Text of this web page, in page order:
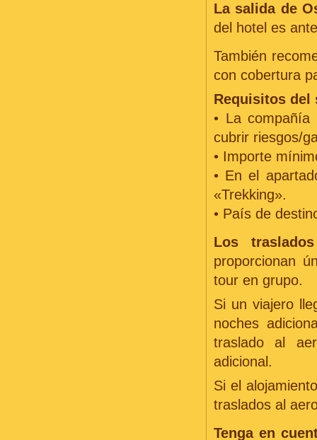
La salida de
del hotel es
También
con cobertura
Requisitos del
• La compañía
cubrir riesgos/
• Importe
• En el
«Trekking».
• País de
Los
proporcionan
tour en grupo.
Si un viajero
noches
traslado al
adicional.
Si el
traslados al
Tenga en